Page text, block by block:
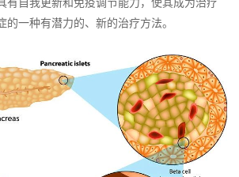
有自我更新和免疫调节能力，使其成为治疗
的一种有潜力的、新的治疗方法。